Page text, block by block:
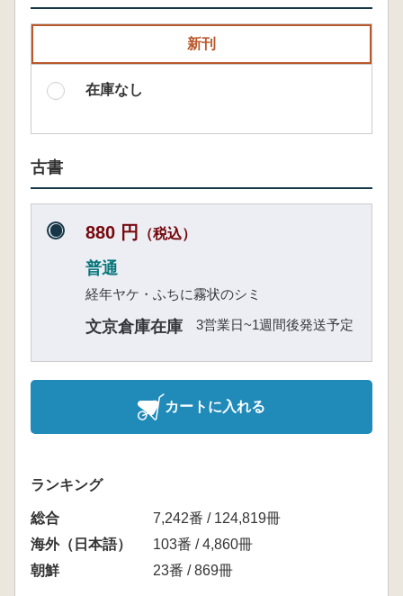
新刊
在庫なし
古書
880 円 （税込）
普通
経年ヤケ・ふちに霧状のシミ
文京倉庫在庫 3営業日~1週間後発送予定
カートに入れる
ランキング
総合
7,242番 / 124,819冊
海外（日本語）
103番 / 4,860冊
朝鮮
23番 / 869冊